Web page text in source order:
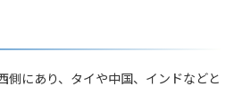
側にあり、タイや中国、インドなどと